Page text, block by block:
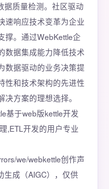
据质量检测。社区驱动
速响应技术变革为企业
撑。通过WebKettle企
数据集成能力降低技术
数据驱动的业务决策提
性和技术架构的先进性
方案的理想选择。
基于web版kettle开发
,ETL开发的用户专业
we/webkettle创作声
生成（AIGC），仅供